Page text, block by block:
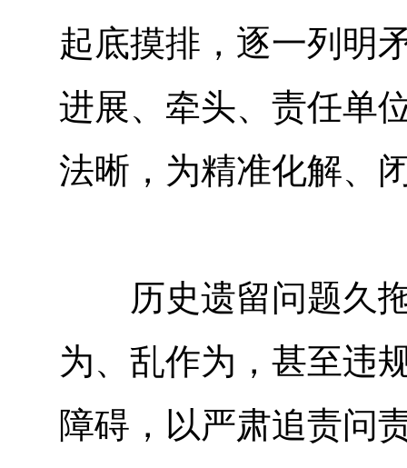
起底摸排，逐一列明
进展、牵头、责任单
法晰，为精准化解、
历史遗留问题久拖
为、乱作为，甚至违
障碍，以严肃追责问